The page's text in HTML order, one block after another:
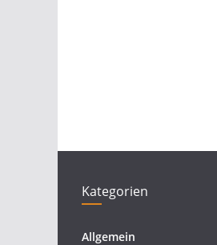
Kategorien
Allgemein